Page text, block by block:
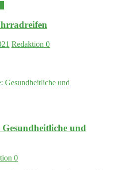
Redaktion 0
und
0